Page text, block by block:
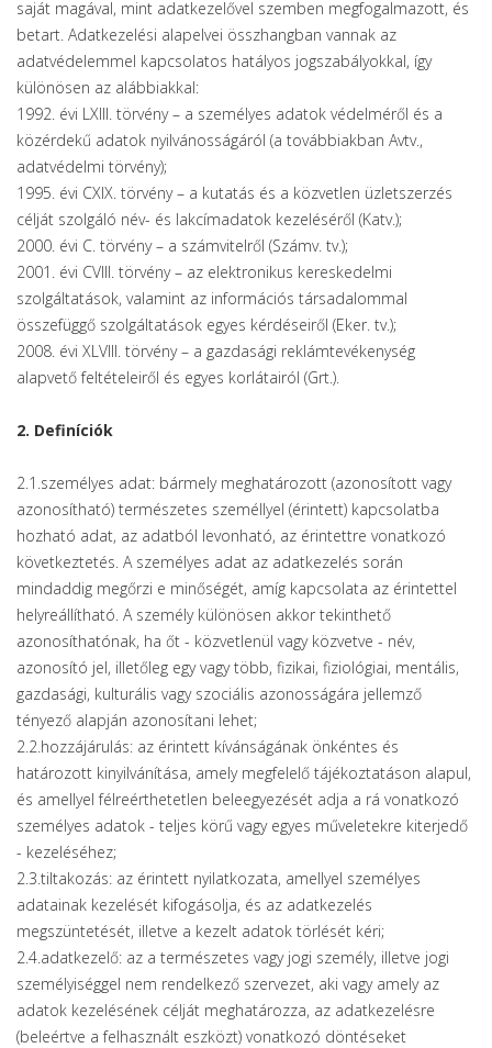
saját magával, mint adatkezelővel szemben megfogalmazott, és
betart. Adatkezelési alapelvei összhangban vannak az
adatvédelemmel kapcsolatos hatályos jogszabályokkal, így
különösen az alábbiakkal:
1992. évi LXIII. törvény – a személyes adatok védelméről és a
közérdekű adatok nyilvánosságáról (a továbbiakban Avtv.,
adatvédelmi törvény);
1995. évi CXIX. törvény – a kutatás és a közvetlen üzletszerzés
célját szolgáló név- és lakcímadatok kezeléséről (Katv.);
2000. évi C. törvény – a számvitelről (Számv. tv.);
2001. évi CVIII. törvény – az elektronikus kereskedelmi
szolgáltatások, valamint az információs társadalommal
összefüggő szolgáltatások egyes kérdéseiről (Eker. tv.);
2008. évi XLVIII. törvény – a gazdasági reklámtevékenység
alapvető feltételeiről és egyes korlátairól (Grt.).
2. Definíciók
2.1.személyes adat: bármely meghatározott (azonosított vagy
azonosítható) természetes személlyel (érintett) kapcsolatba
hozható adat, az adatból levonható, az érintettre vonatkozó
következtetés. A személyes adat az adatkezelés során
mindaddig megőrzi e minőségét, amíg kapcsolata az érintettel
helyreállítható. A személy különösen akkor tekinthető
azonosíthatónak, ha őt - közvetlenül vagy közvetve - név,
azonosító jel, illetőleg egy vagy több, fizikai, fiziológiai, mentális,
gazdasági, kulturális vagy szociális azonosságára jellemző
tényező alapján azonosítani lehet;
2.2.hozzájárulás: az érintett kívánságának önkéntes és
határozott kinyilvánítása, amely megfelelő tájékoztatáson alapul,
és amellyel félreérthetetlen beleegyezését adja a rá vonatkozó
személyes adatok - teljes körű vagy egyes műveletekre kiterjedő
- kezeléséhez;
2.3.tiltakozás: az érintett nyilatkozata, amellyel személyes
adatainak kezelését kifogásolja, és az adatkezelés
megszüntetését, illetve a kezelt adatok törlését kéri;
2.4.adatkezelő: az a természetes vagy jogi személy, illetve jogi
személyiséggel nem rendelkező szervezet, aki vagy amely az
adatok kezelésének célját meghatározza, az adatkezelésre
(beleértve a felhasznált eszközt) vonatkozó döntéseket